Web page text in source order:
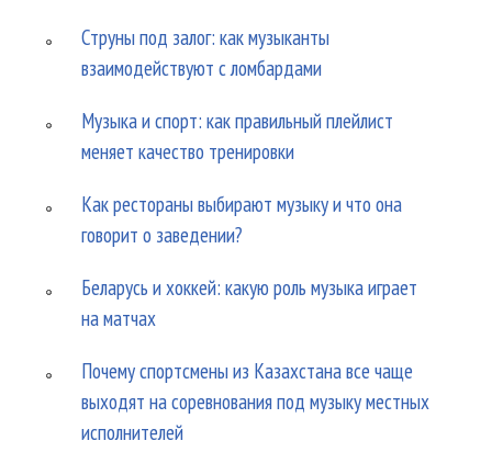
Струны под залог: как музыканты
взаимодействуют с ломбардами
Музыка и спорт: как правильный плейлист
меняет качество тренировки
Как рестораны выбирают музыку и что она
говорит о заведении?
Беларусь и хоккей: какую роль музыка играет
на матчах
Почему спортсмены из Казахстана все чаще
выходят на соревнования под музыку местных
исполнителей